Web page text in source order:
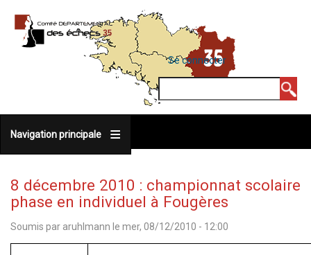
contenu
MENU
DU
COMPTE
DE
Se connecter
Navigation principale
8 décembre 2010 : championnat scolaire
phase en individuel à Fougères
Soumis par aruhlmann le mer, 08/12/2010 - 12:00